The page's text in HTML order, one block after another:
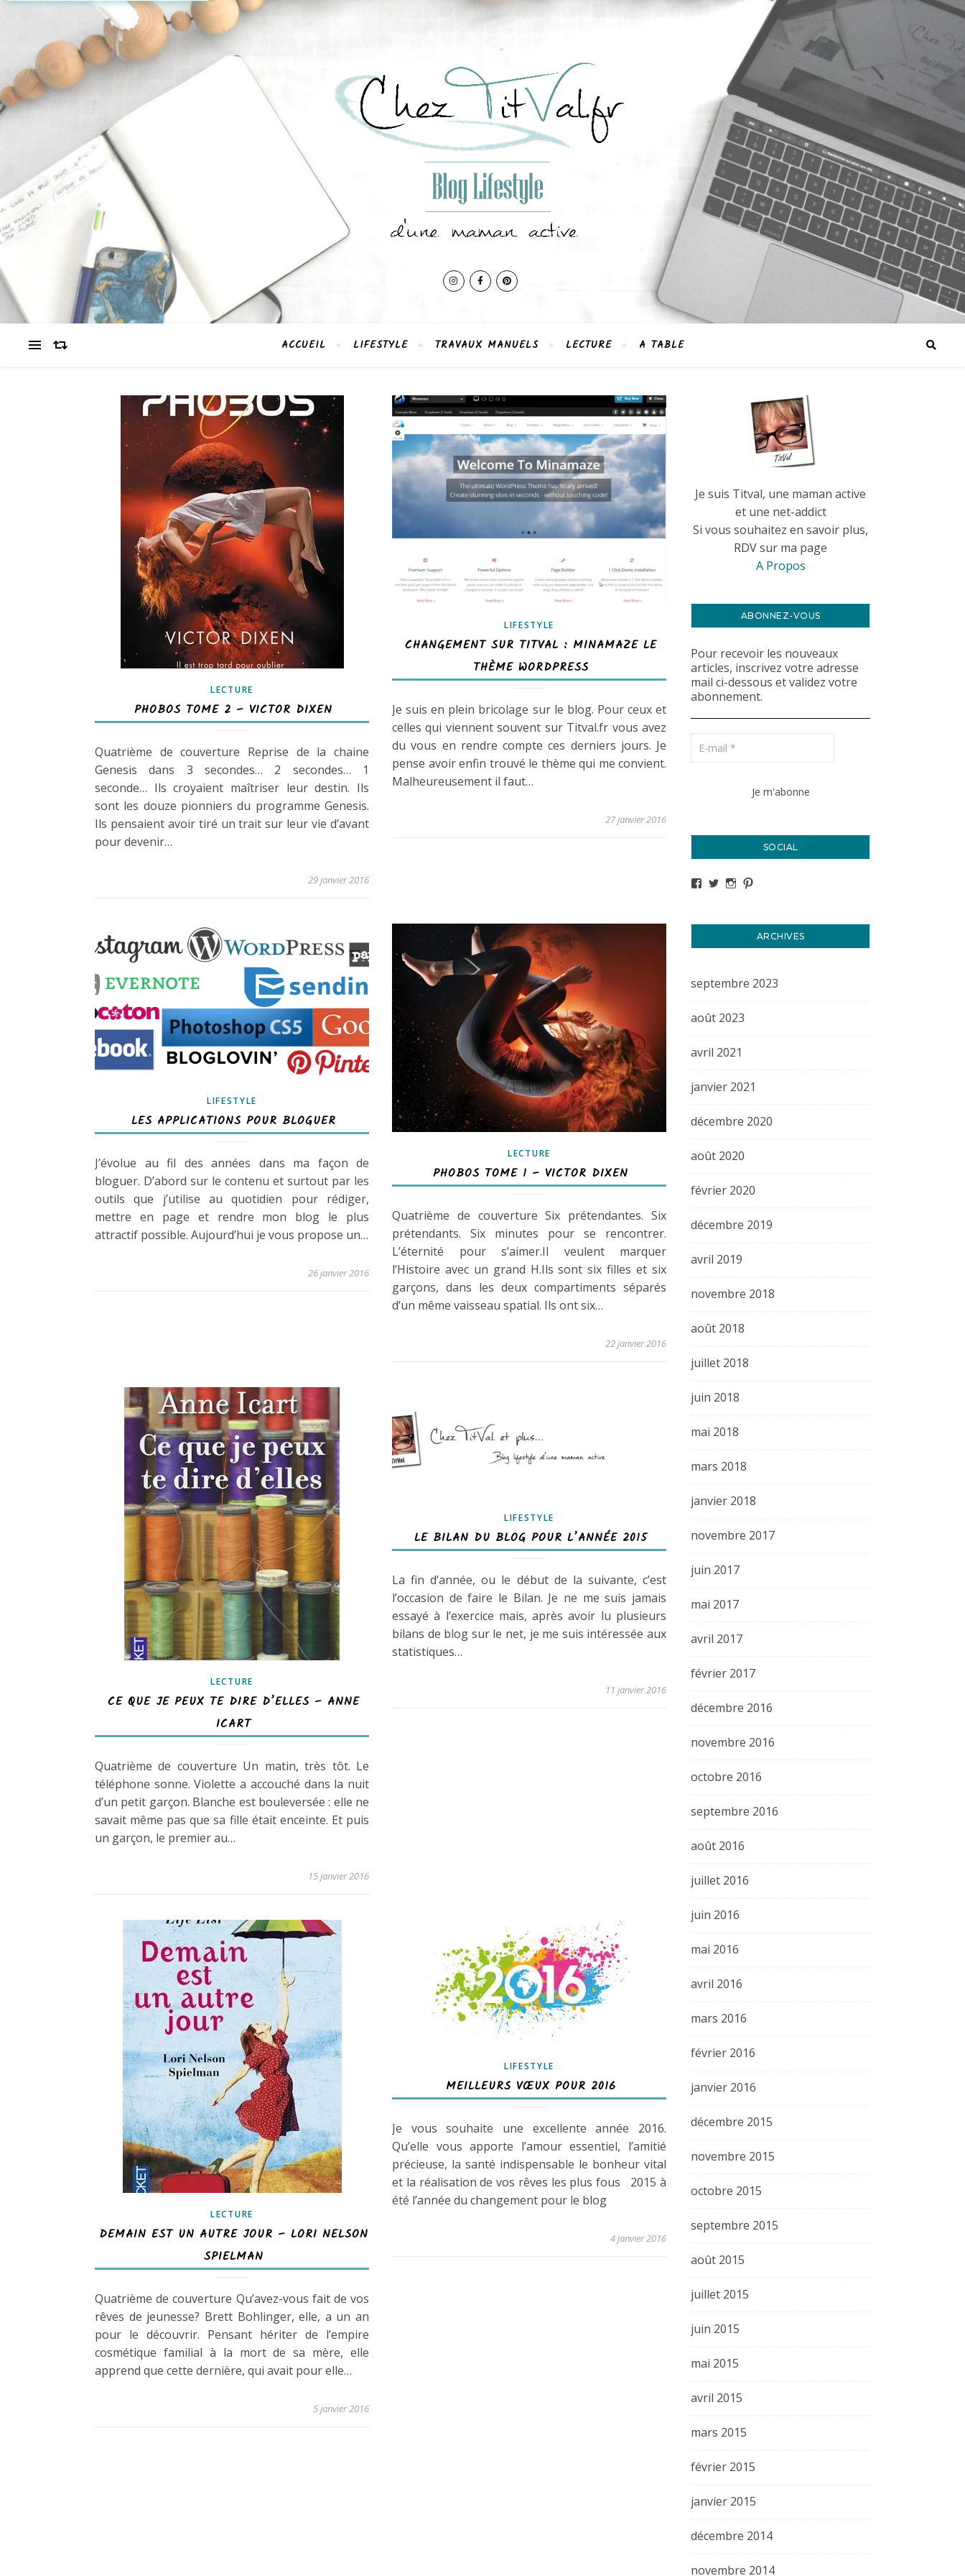
ACCUEIL LIFESTYLE TRAVAUX MANUELS LECTURE A TABLE
LECTURE
PHOBOS TOME 2 – VICTOR DIXEN
Quatrième de couverture Reprise de la chaine
Genesis dans 3 secondes… 2 secondes… 1
seconde… Ils croyaient maîtriser leur destin. Ils
sont les douze pionniers du programme Genesis.
Ils pensaient avoir tiré un trait sur leur vie d’avant
pour devenir…
29 janvier 2016
LIFESTYLE
CHANGEMENT SUR TITVAL : MINAMAZE LE
THÈME WORDPRESS
Je suis en plein bricolage sur le blog. Pour ceux et
celles qui viennent souvent sur Titval.fr vous avez
du vous en rendre compte ces derniers jours. Je
pense avoir enfin trouvé le thème qui me convient.
Malheureusement il faut…
27 janvier 2016
LIFESTYLE
LES APPLICATIONS POUR BLOGUER
J’évolue au fil des années dans ma façon de
bloguer. D’abord sur le contenu et surtout par les
outils que j’utilise au quotidien pour rédiger,
mettre en page et rendre mon blog le plus
attractif possible. Aujourd’hui je vous propose un…
26 janvier 2016
LECTURE
PHOBOS TOME 1 – VICTOR DIXEN
Quatrième de couverture Six prétendantes. Six
prétendants. Six minutes pour se rencontrer.
L’éternité pour s’aimer.Il veulent marquer
l’Histoire avec un grand H.Ils sont six filles et six
garçons, dans les deux compartiments séparés
d’un même vaisseau spatial. Ils ont six…
22 janvier 2016
LECTURE
CE QUE JE PEUX TE DIRE D’ELLES – ANNE
ICART
Quatrième de couverture Un matin, très tôt. Le
téléphone sonne. Violette a accouché dans la nuit
d’un petit garçon. Blanche est bouleversée : elle ne
savait même pas que sa fille était enceinte. Et puis
un garçon, le premier au…
15 janvier 2016
LIFESTYLE
LE BILAN DU BLOG POUR L’ANNÉE 2015
La fin d’année, ou le début de la suivante, c’est
l’occasion de faire le Bilan. Je ne me suis jamais
essayé à l’exercice mais, après avoir lu plusieurs
bilans de blog sur le net, je me suis intéressée aux
statistiques…
11 janvier 2016
LECTURE
DEMAIN EST UN AUTRE JOUR – LORI NELSON
SPIELMAN
Quatrième de couverture Qu’avez-vous fait de vos
rêves de jeunesse? Brett Bohlinger, elle, a un an
pour le découvrir. Pensant hériter de l’empire
cosmétique familial à la mort de sa mère, elle
apprend que cette dernière, qui avait pour elle…
5 janvier 2016
LIFESTYLE
MEILLEURS VŒUX POUR 2016
Je vous souhaite une excellente année 2016.
Qu’elle vous apporte l’amour essentiel, l’amitié
précieuse, la santé indispensable le bonheur vital
et la réalisation de vos rêves les plus fous 2015 à
été l’année du changement pour le blog
4 janvier 2016
Je suis Titval, une maman active
et une net-addict
Si vous souhaitez en savoir plus,
RDV sur ma page
A Propos
ABONNEZ-VOUS
Pour recevoir les nouveaux
articles, inscrivez votre adresse
mail ci-dessous et validez votre
abonnement.
SOCIAL
Voir le profil de titval35 sur Facebook
Voir le profil de titval35 sur Twitter
Voir le profil de titval35 sur Instagram
ARCHIVES
septembre 2023
août 2023
avril 2021
janvier 2021
décembre 2020
août 2020
février 2020
décembre 2019
avril 2019
novembre 2018
août 2018
juillet 2018
juin 2018
mai 2018
mars 2018
janvier 2018
novembre 2017
juin 2017
mai 2017
avril 2017
février 2017
décembre 2016
novembre 2016
octobre 2016
septembre 2016
août 2016
juillet 2016
juin 2016
mai 2016
avril 2016
mars 2016
février 2016
janvier 2016
décembre 2015
novembre 2015
octobre 2015
septembre 2015
août 2015
juillet 2015
juin 2015
mai 2015
avril 2015
mars 2015
février 2015
janvier 2015
décembre 2014
novembre 2014
Pour recevoir les nouveaux
articles, inscrivez votre
adresse mail ci-dessous et
validez votre abonnement.